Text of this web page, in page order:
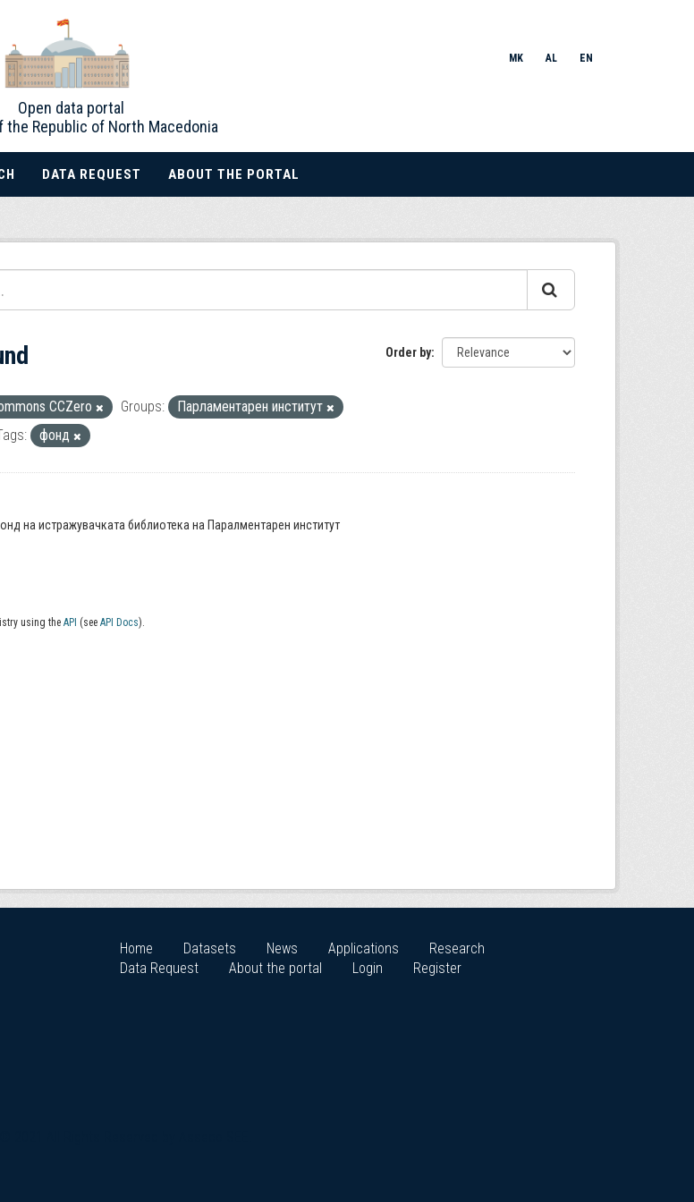
Open data portal
the Republic of North Macedonia
MK AL EN
DATA REQUEST ABOUT THE PORTAL
Order by
CCZero Groups:
Парламентарен институт
фонд
на истражувачката библиотека на Паралментарен институт
using the API (see API Docs).
Home Datasets News Applications
Research
Data Request
About the portal Login Register